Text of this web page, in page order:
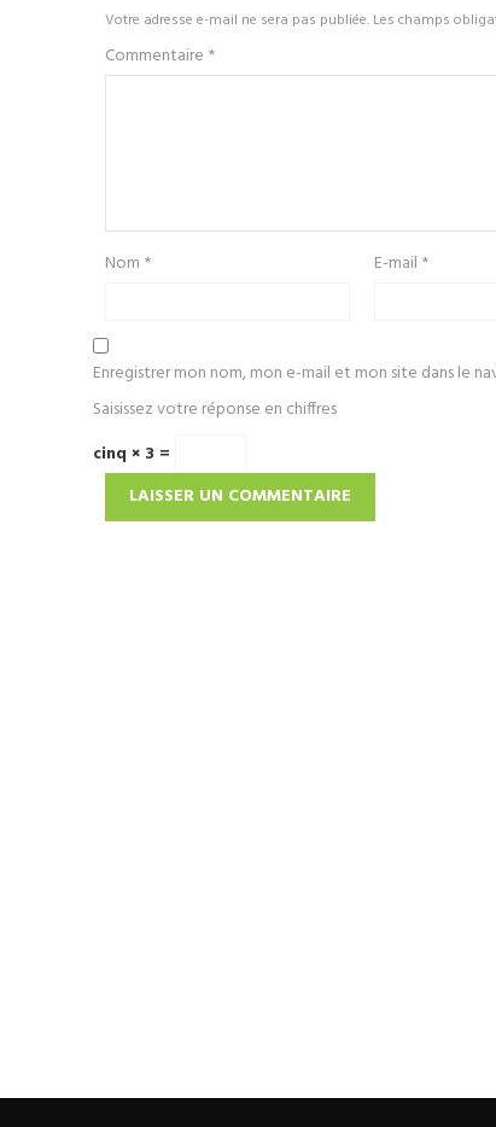
Votre adresse e-mail ne sera pas publiée. Les champs
Commentaire *
Nom * E-mail *
Enregistrer mon nom, mon e-mail et mon site dans le
Saisissez votre réponse en chiffres
cinq × 3 =